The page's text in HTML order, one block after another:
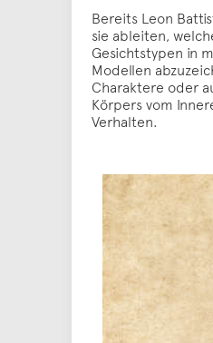
Bereits Leon
sie ableiten,
Gesichtstypen in
Modellen
Charaktere oder
Körpers vom
Verhalten.